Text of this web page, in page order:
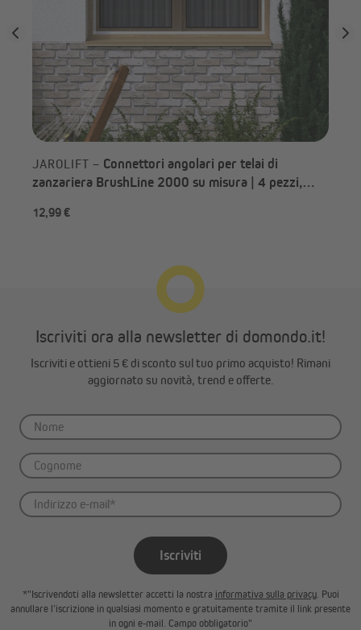
JAROLIFT – Connettori angolari per telai di
zanzariera BrushLine 2000 su misura | 4 pezzi,
12,99 €
Iscriviti ora alla newsletter di domondo.it!
Iscriviti e ottieni 5 € di sconto sul tuo primo acquisto! Rimani
aggiornato su novità, trend e offerte.
Iscriviti
*"Iscrivendoti alla newsletter accetti la nostra informativa sulla privacy. Puoi
annullare l’iscrizione in qualsiasi momento e gratuitamente tramite il link presente
in ogni e-mail. Campo obbligatorio"